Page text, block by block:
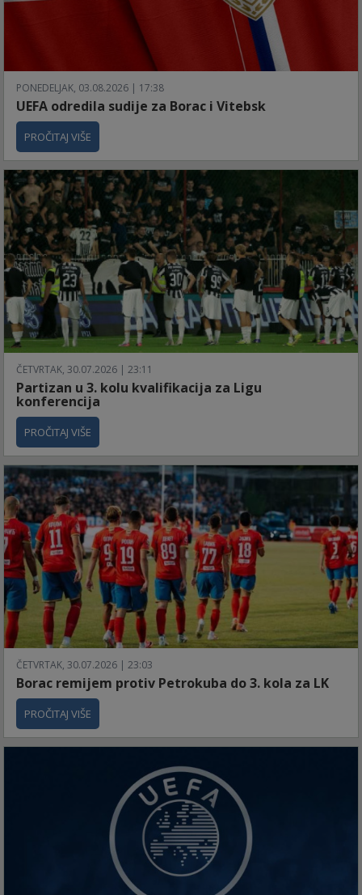
PONEDELJAK, 03.08.2026 | 17:38
UEFA odredila sudije za Borac i Vitebsk
PROČITAJ VIŠE
ČETVRTAK, 30.07.2026 | 23:11
Partizan u 3. kolu kvalifikacija za Ligu
konferencija
PROČITAJ VIŠE
ČETVRTAK, 30.07.2026 | 23:03
Borac remijem protiv Petrokuba do 3. kola za LK
PROČITAJ VIŠE